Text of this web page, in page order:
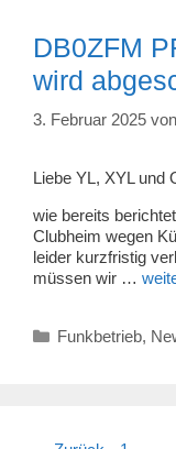
DB0ZFM
wird
3. Februar 2025 von
Liebe YL, XYL und
wie bereits
Clubheim wegen
leider kurzfristig
müssen wir …
Kategorien
Funkbetrieb,